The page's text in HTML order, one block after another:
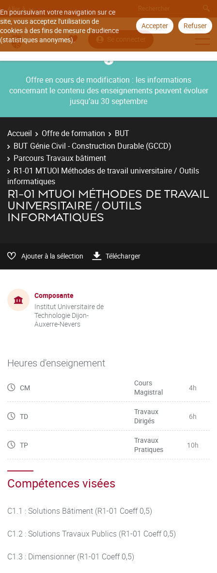
En poursuivant votre navigation sur ce
site, vous acceptez l'utilisation de
cookies à des fins de mesure d'audience
(statistiques anonymes).
Accepter Refuser
Aller à
Se connecter
Offre en cours de modification : les informations
concernant le contenu des enseignements peuvent évoluer
jusqu’au 30 septembre
Accueil Offre de formation
BUT
BUT Génie Civil - Construction Durable (GCCD)
Parcours Travaux bâtiment
R1-01 MTUOI Méthodes de travail universitaire / Outils
informatiques
R1-01 MTUOI MÉTHODES DE TRAVAIL
UNIVERSITAIRE / OUTILS
INFORMATIQUES
Ajouter à la sélection Télécharger
Composante
Institut Universitaire de
Technologie Dijon-
Auxerre-Nevers
Heures d'enseignement
CM
Cours
Magistral
4h
TD
Travaux
Dirigés
6h
TP
Travaux
Pratiques
10h
Compétences visées
C1.1 : Solutions Bâtiment (R1-01 Coeff 0,5)
C1.2 : Solutions Travaux Publics (R1-01 Coeff 0,5)
C1.3 : Dimensionner (R1-01 Coeff 0,5)